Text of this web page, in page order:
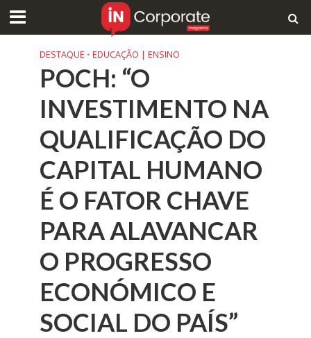
DESTAQUE • EDUCAÇÃO | ENSINO
POCH: “O
INVESTIMENTO NA
QUALIFICAÇÃO DO
CAPITAL HUMANO
É O FATOR CHAVE
PARA ALAVANCAR
O PROGRESSO
ECONÓMICO E
SOCIAL DO PAÍS”